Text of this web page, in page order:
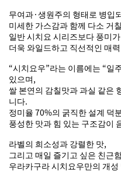
무여과·생원주의 형태로 병입
미세한 가스감과 함께 다소 거
일반 시치요 시리즈보다 풍미
더욱 와일드하고 직선적인 매
“시치요우”라는 이름에는 “일
있으며,
쌀 본연의 감칠맛과 과실 같은
니다.
정미율 70%의 굵직한 설계 덕
풍성한 맛과 힘 있는 구조감이
라벨의 희소성과 강렬한 맛,
그리고 매일 즐기고 싶은 친근
우라카구라 시치요우만의 개